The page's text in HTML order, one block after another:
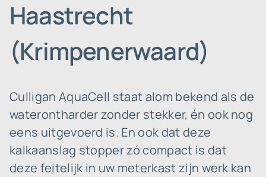
Haastrecht
(Krimpenerwaard)
Culligan AquaCell staat alom bekend als de
waterontharder zonder stekker, én ook nog
eens uitgevoerd is. En ook dat deze
kalkaanslag stopper zó compact is dat
deze feitelijk in uw meterkast zijn werk kan